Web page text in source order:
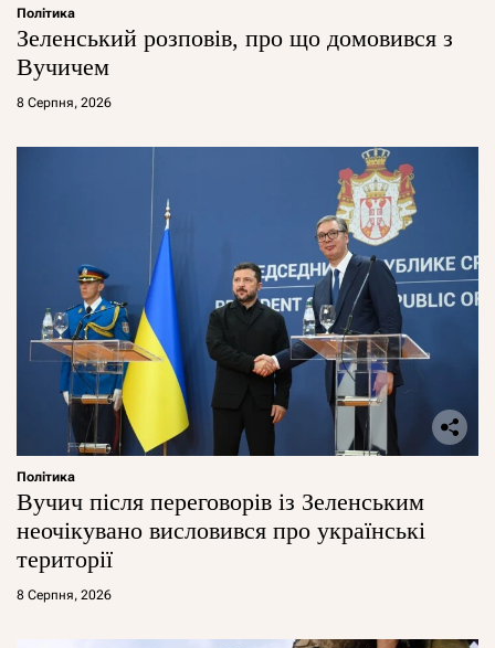
Політика
Зеленський розповів, про що домовився з
Вучичем
8 Серпня, 2026
Політика
Вучич після переговорів із Зеленським
неочікувано висловився про українські
території
8 Серпня, 2026